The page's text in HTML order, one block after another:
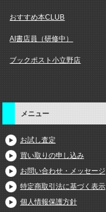
おすすめ本CLUB
AI書店員（研修中）
ブックポスト小立野店
メニュー
お試し査定
買い取りの申し込み
お問い合わせ・メッセージ
特定商取引法に基づく表示
個人情報保護方針